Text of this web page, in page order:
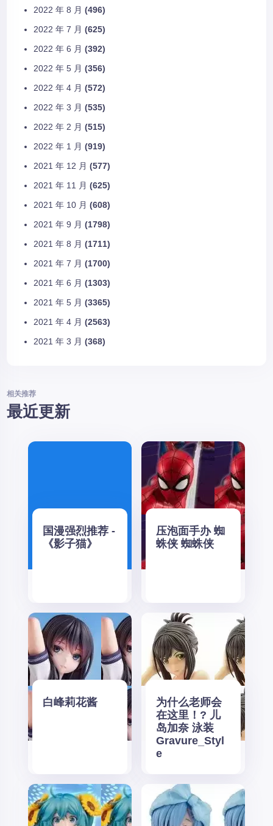
2022 年 8 月 (496)
2022 年 7 月 (625)
2022 年 6 月 (392)
2022 年 5 月 (356)
2022 年 4 月 (572)
2022 年 3 月 (535)
2022 年 2 月 (515)
2022 年 1 月 (919)
2021 年 12 月 (577)
2021 年 11 月 (625)
2021 年 10 月 (608)
2021 年 9 月 (1798)
2021 年 8 月 (1711)
2021 年 7 月 (1700)
2021 年 6 月 (1303)
2021 年 5 月 (3365)
2021 年 4 月 (2563)
2021 年 3 月 (368)
相关推荐
最近更新
国漫强烈推荐 -
《影子猫》
压泡面手办 蜘
蛛侠 蜘蛛侠
白峰莉花酱
为什么老师会
在这里！? 儿
岛加奈 泳装
Gravure_Styl
e